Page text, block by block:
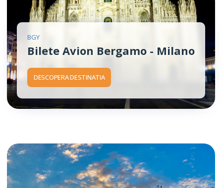
BGY
Bilete Avion Bergamo - Milano
DESCOPERA DESTINATIA